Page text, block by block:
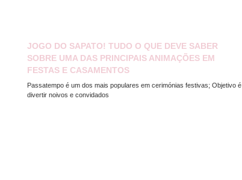
JOGO DO SAPATO! TUDO O QUE DEVE SABER
SOBRE UMA DAS PRINCIPAIS ANIMAÇÕES EM
FESTAS E CASAMENTOS
Passatempo é um dos mais populares em cerimónias festivas; Objetivo é
divertir noivos e convidados